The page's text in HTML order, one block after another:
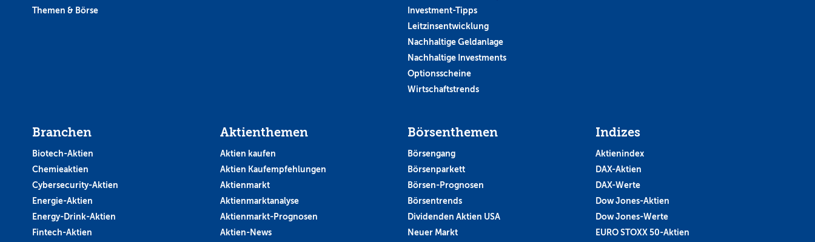
Themen & Börse
Investment-Tipps
Leitzinsentwicklung
Nachhaltige Geldanlage
Nachhaltige Investments
Optionsscheine
Wirtschaftstrends
Branchen
Biotech-Aktien
Chemieaktien
Cybersecurity-Aktien
Energie-Aktien
Energy-Drink-Aktien
Fintech-Aktien
Aktienthemen
Aktien kaufen
Aktien Kaufempfehlungen
Aktienmarkt
Aktienmarktanalyse
Aktienmarkt-Prognosen
Aktien-News
Börsenthemen
Börsengang
Börsenparkett
Börsen-Prognosen
Börsentrends
Dividenden Aktien USA
Neuer Markt
Indizes
Aktienindex
DAX-Aktien
DAX-Werte
Dow Jones-Aktien
Dow Jones-Werte
EURO STOXX 50-Aktien